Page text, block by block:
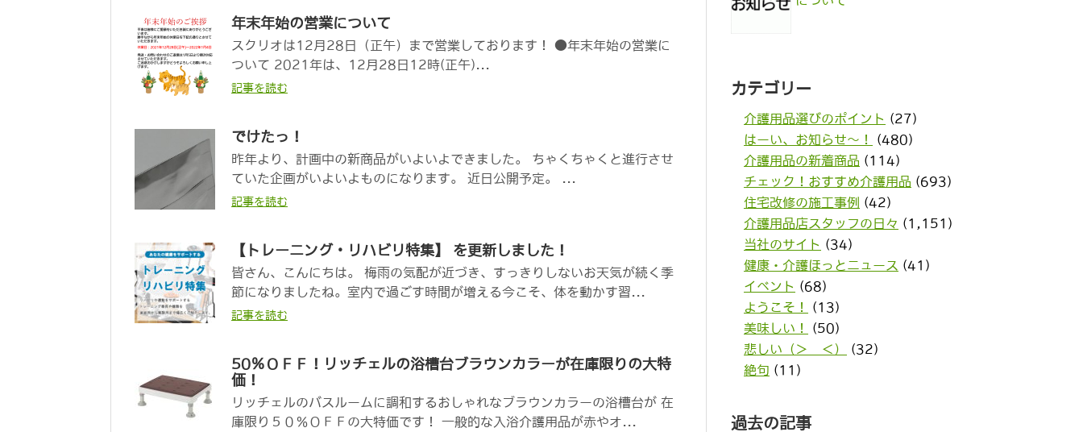
年末年始の営業について
スクリオは12月28日（正午）まで営業しております！ ●年末年始の営業に
ついて 2021年は、12月28日12時(正午)...
記事を読む
でけたっ！
昨年より、計画中の新商品がいよいよできました。 ちゃくちゃくと進行させ
ていた企画がいよいよものになります。 近日公開予定。 ...
記事を読む
【トレーニング・リハビリ特集】 を更新しました！
皆さん、こんにちは。 梅雨の気配が近づき、すっきりしないお天気が続く季
節になりましたね。室内で過ごす時間が増える今こそ、体を動かす習...
記事を読む
50％ＯＦＦ！リッチェルの浴槽台ブラウンカラーが在庫限りの大特
価！
リッチェルのバスルームに調和するおしゃれなブラウンカラーの浴槽台が 在
庫限り５０％ＯＦＦの大特価です！ 一般的な入浴介護用品が赤やオ...
カテゴリー
介護用品選びのポイント (27)
はーい、お知らせ〜！
(480)
介護用品の新着商品 (114)
チェック！おすすめ介護用品 (693)
住宅改修の施工事例 (42)
介護用品店スタッフの日々 (1,151)
当社のサイト (34)
健康・介護ほっとニュース (41)
イベント (68)
ようこそ！
(13)
美味しい！
(50)
悲しい（＞＿＜）
(32)
絶句 (11)
過去の記事